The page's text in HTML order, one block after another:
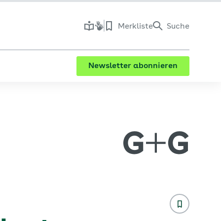
Merkliste Suche
Newsletter abonnieren